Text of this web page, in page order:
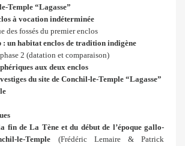
Temple “Lagasse”
à vocation indéterminée
des fossés du premier enclos
: un habitat enclos de tradition indigène
2 (datation et comparaison)
aux deux enclos
du site de Conchil-le-Temple “Lagasse”
fin de La Tène et du début de l’époque gallo-
le-Temple (Frédéric Lemaire & Patrick